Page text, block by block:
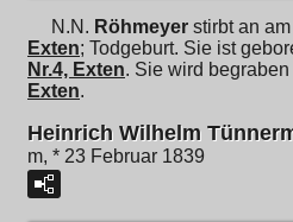
N.N. Röhmeyer stirbt an
Exten; Todgeburt. Sie ist
Nr.4, Exten. Sie wird
Exten.
Heinrich Wilhelm
m, * 23 Februar 1839